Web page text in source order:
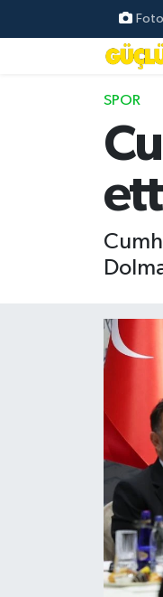
SPOR
Özel Haber
Resmi İlanlar
Ekonomi
Gündem
Burç Yorumları